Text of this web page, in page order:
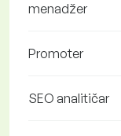
menadžer
Promoter
SEO analitičar